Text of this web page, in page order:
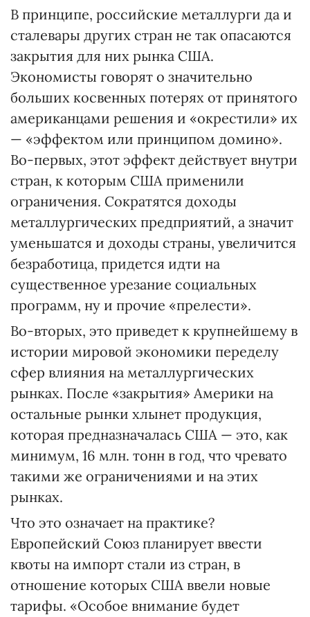
В принципе, российские металлурги да и
сталевары других стран не так опасаются
закрытия для них рынка США.
Экономисты говорят о значительно
больших косвенных потерях от принятого
американцами решения и «окрестили» их
— «эффектом или принципом домино».
Во-первых, этот эффект действует внутри
стран, к которым США применили
ограничения. Сократятся доходы
металлургических предприятий, а значит
уменьшатся и доходы страны, увеличится
безработица, придется идти на
существенное урезание социальных
программ, ну и прочие «прелести».
Во-вторых, это приведет к крупнейшему в
истории мировой экономики переделу
сфер влияния на металлургических
рынках. После «закрытия» Америки на
остальные рынки хлынет продукция,
которая предназначалась США — это, как
минимум, 16 млн. тонн в год, что чревато
такими же ограничениями и на этих
рынках.
Что это означает на практике?
Европейский Союз планирует ввести
квоты на импорт стали из стран, в
отношение которых США ввели новые
тарифы. «Особое внимание будет